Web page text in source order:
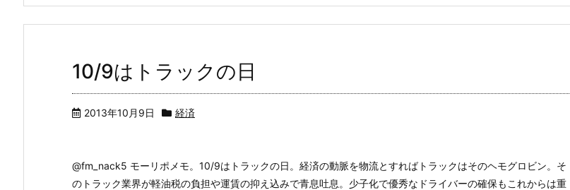
10/9はトラックの日
2013年10月9日 経済
@fm_nack5 モーリポメモ。10/9はトラックの日。経済の動脈を物流とすればトラックはそのヘモグロビン。そ
のトラック業界が軽油税の負担や運賃の抑え込みで青息吐息。少子化で優秀なドライバーの確保もこれからは重